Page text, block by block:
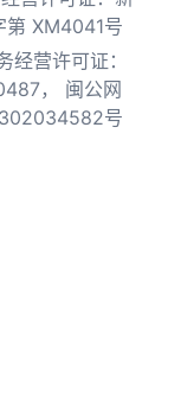
第 XM4041号
经营许可证：
，
闽公网
号